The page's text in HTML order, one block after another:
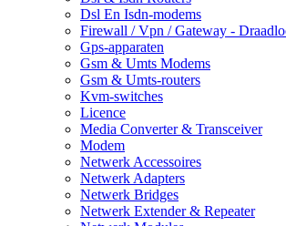
Dsl En Isdn-modems
Firewall / Vpn / Gateway -
Gps-apparaten
Gsm & Umts Modems
Gsm & Umts-routers
Kvm-switches
Licence
Media Converter & Transceiver
Modem
Netwerk Accessoires
Netwerk Adapters
Netwerk Bridges
Netwerk Extender & Repeater